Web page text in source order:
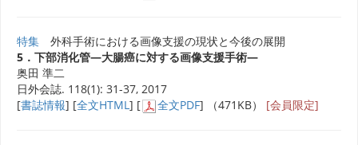
特集 外科手術における画像支援の現状と今後の展開
5．下部消化管―大腸癌に対する画像支援手術―
奥田 準二
日外会誌. 118(1): 31-37, 2017
[書誌情報] [全文HTML ] [ 全文PDF] （471KB） [会員限定]